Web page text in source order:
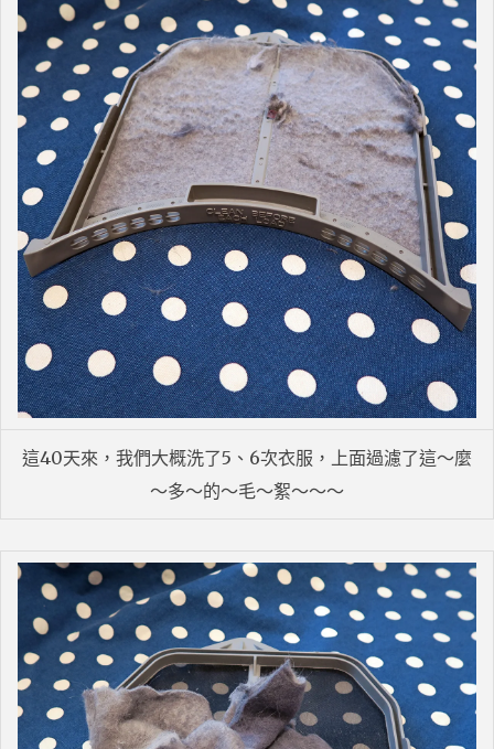
這40天來，我們大概洗了5、6次衣服，上面過濾了這～麼
～多～的～毛～絮～～～